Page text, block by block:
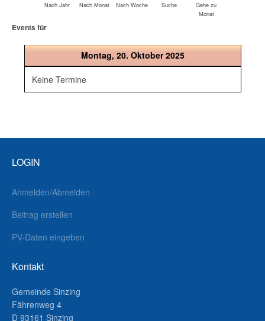
Nach Jahr Nach Monat Nach Woche Suche
Gehe zu
Monat
Events für
Montag, 20. Oktober 2025
Keine Termine
LOGIN
Anmelden/Abmelden
Beitrag erstellen
PV-Daten eingeben
Kontakt
Gemeinde Sinzing
Fährenweg 4
D 93161 Sinzing